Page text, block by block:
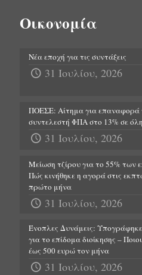
Οικονομία
Νέα εποχή για τις συντάξεις
31 Ιουλίου, 2026
ΠΟΕΣΕ: Αίτημα για επαναφορά
συντελεστή ΦΠΑ στο 13% σε
31 Ιουλίου, 2026
Μείωση τζίρου για το 55% των
Πώς κινήθηκε η αγορά στις
πρώτο μήνα
31 Ιουλίου, 2026
Ένοπλες Δυνάμεις:
για το επίδομα διοίκησης –
έως 500 ευρώ τον μήνα
31 Ιουλίου, 2026